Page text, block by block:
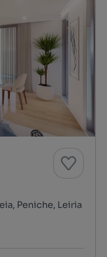
Peniche, Leiria